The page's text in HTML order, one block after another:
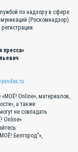
по надзору в сфере
(Роскомнадзор).
пресса»
Online», материалов,
а также
не совпадать
Online».
Белгород"»,